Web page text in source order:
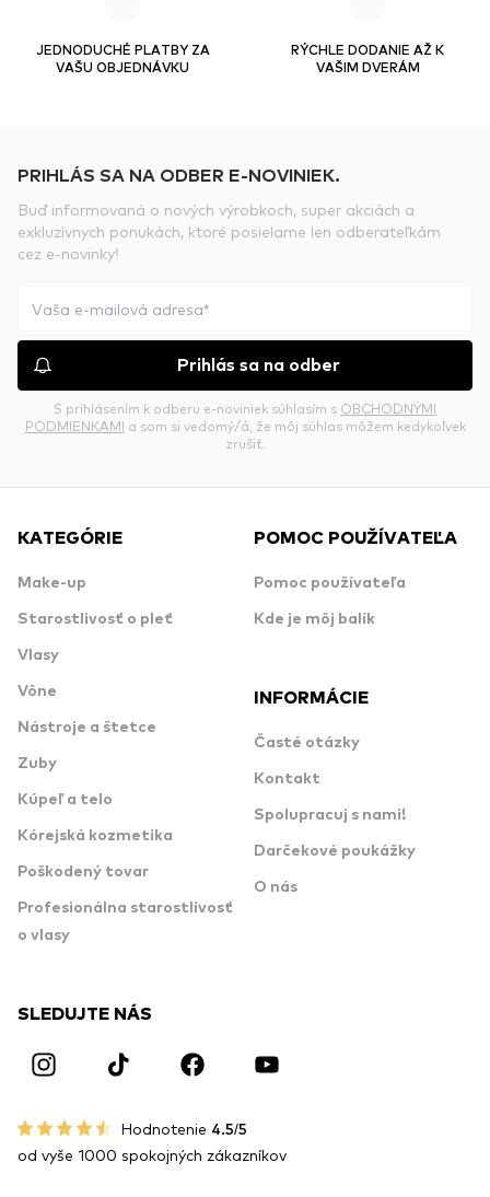
JEDNODUCHÉ PLATBY ZA
VAŠU OBJEDNÁVKU
RÝCHLE DODANIE AŽ K
VAŠIM DVERÁM
PRIHLÁS SA NA ODBER E-NOVINIEK.
Buď informovaná o nových výrobkoch, super akciách a
exkluzívnych ponukách, ktoré posielame len odberateľkám
cez e-novinky!
Prihlás sa na odber
S prihlásením k odberu e-noviniek súhlasím s OBCHODNÝMI
PODMIENKAMI a som si vedomý/á, že môj súhlas môžem kedykoľvek
zrušiť.
KATEGÓRIE
Make-up
Starostlivosť o pleť
Vlasy
Vône
Nástroje a štetce
Zuby
Kúpeľ a telo
Kórejská kozmetika
Poškodený tovar
Profesionálna starostlivosť
o vlasy
POMOC POUŽÍVATEĽA
Pomoc používateľa
Kde je môj balík
INFORMÁCIE
Časté otázky
Kontakt
Spolupracuj s nami!
Darčekové poukážky
O nás
SLEDUJTE NÁS
Hodnotenie 4.5/5
od vyše 1000 spokojných zákazníkov